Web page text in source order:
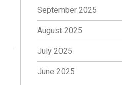
September 2025
August 2025
July 2025
June 2025